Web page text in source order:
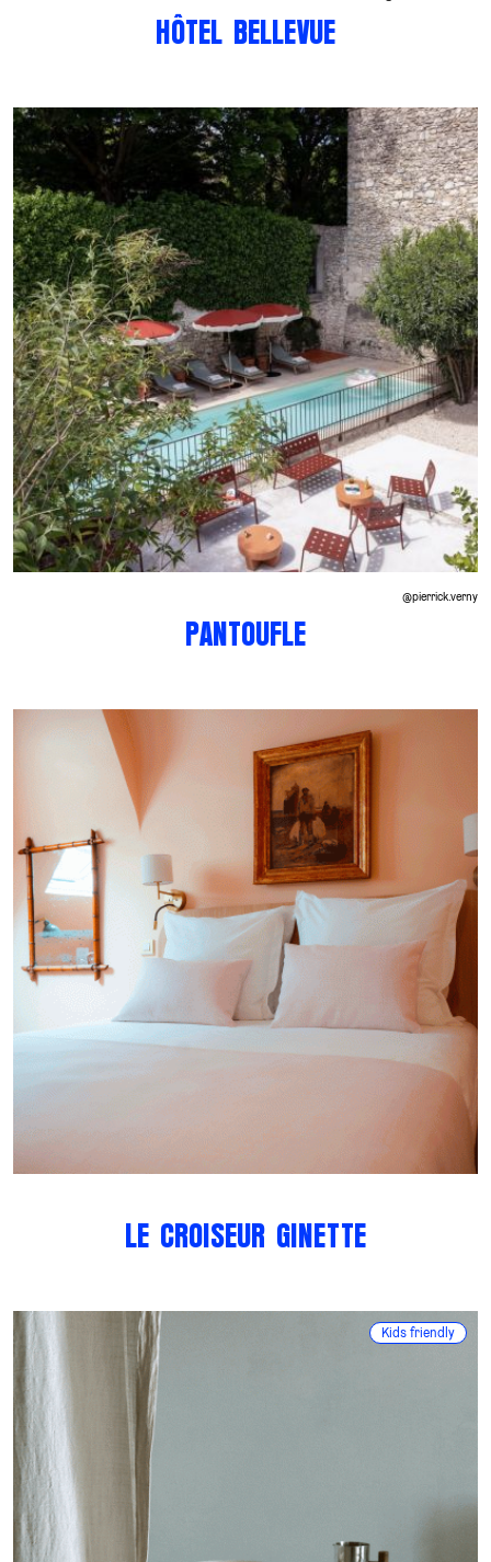
HÔTEL BELLEVUE
@pierrick.verny
PANTOUFLE
LE CROISEUR GINETTE
Kids friendly